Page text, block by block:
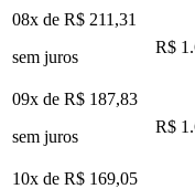
08x de R$ 211,31
sem juros
R$
09x de R$ 187,83
sem juros
R$
10x de R$ 169,05